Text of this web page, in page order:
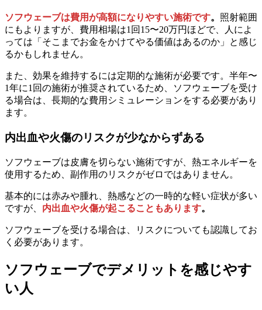
ソフウェーブは費用が高額になりやすい施術です。 照射範囲
にもよりますが、費用相場は1回15〜20万円ほどで、人によ
っては「そこまでお金をかけてやる価値はあるのか」と感じ
るかもしれません。
また、効果を維持するには定期的な施術が必要です。半年〜
1年に1回の施術が推奨されているため、ソフウェーブを受け
る場合は、長期的な費用シミュレーションをする必要があり
ます。
内出血や火傷のリスクが少なからずある
ソフウェーブは皮膚を切らない施術ですが、熱エネルギーを
使用するため、副作用のリスクがゼロではありません。
基本的には赤みや腫れ、熱感などの一時的な軽い症状が多い
ですが、 内出血や火傷が起こることもあります。
ソフウェーブを受ける場合は、リスクについても認識してお
く必要があります。
ソフウェーブでデメリットを感じやす
い人